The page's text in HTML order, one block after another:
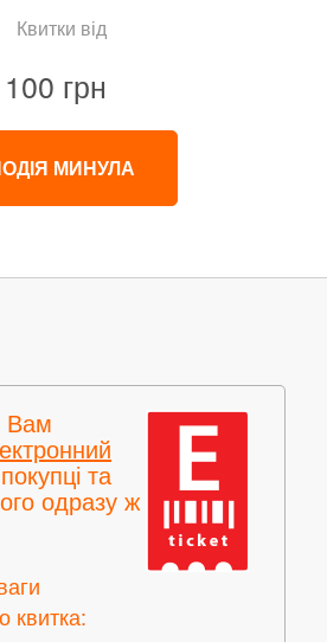
Квитки від
100 грн
МИНУЛА
Вам
та
одразу ж
квитка: